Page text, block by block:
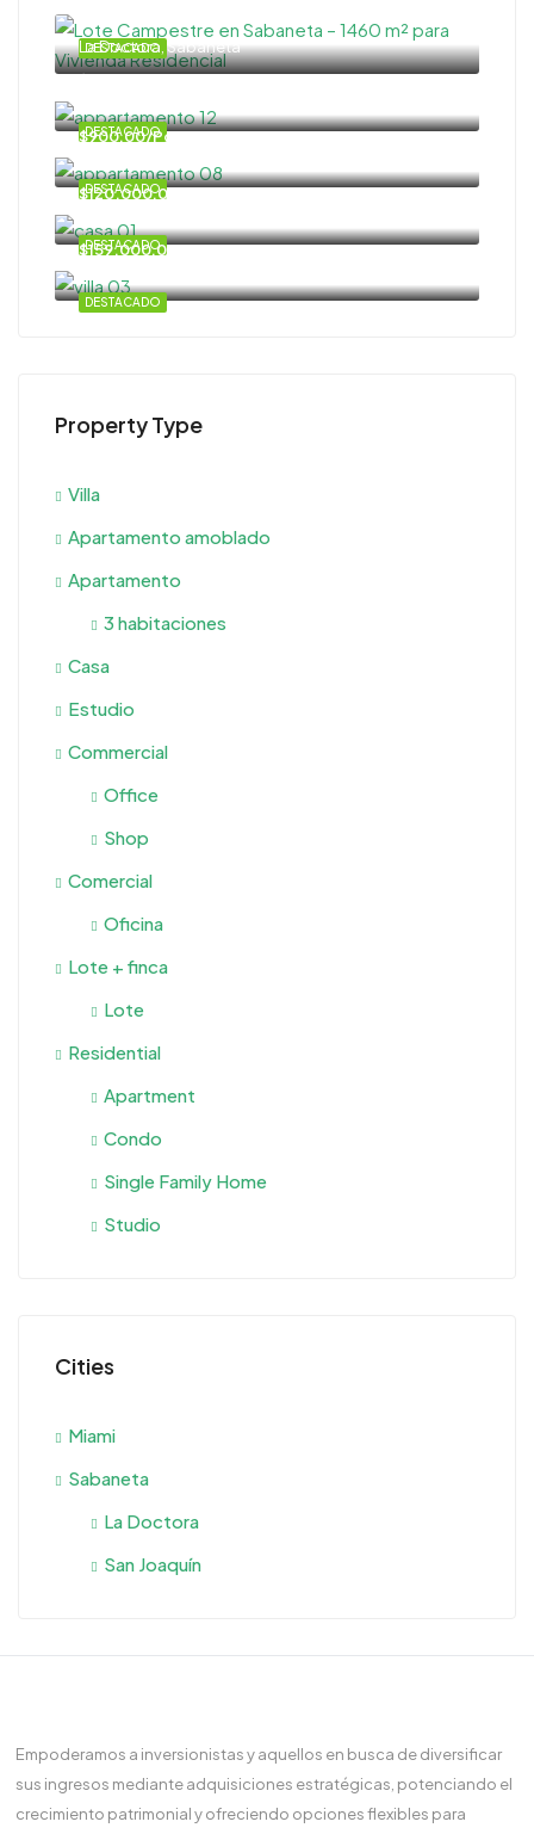
DESTACADO
La Doctora, Sabaneta
DESTACADO
$540.000,00
DESTACADO
$900,00/Por mes
DESTACADO
$120.000,00
DESTACADO
$159.000,00
Property Type
Villa
Apartamento amoblado
Apartamento
3 habitaciones
Casa
Estudio
Commercial
Office
Shop
Comercial
Oficina
Lote + finca
Lote
Residential
Apartment
Condo
Single Family Home
Studio
Cities
Miami
Sabaneta
La Doctora
San Joaquín
Empoderamos a inversionistas y aquellos en busca de diversificar
sus ingresos mediante adquisiciones estratégicas, potenciando el
crecimiento patrimonial y ofreciendo opciones flexibles para